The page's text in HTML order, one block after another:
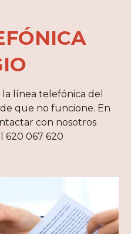
línea telefónica del
que no funcione. En
con nosotros
620 067 620